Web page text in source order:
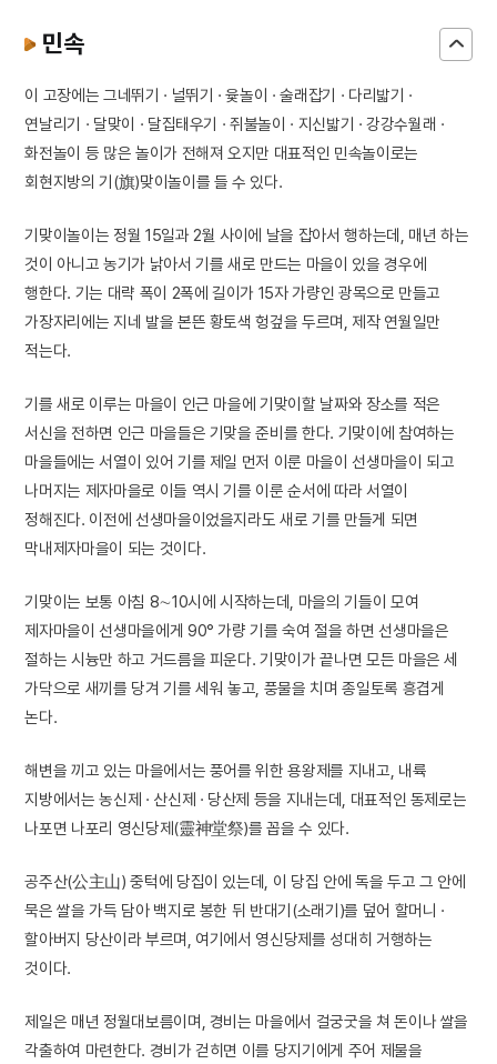
민속
이 고장에는 그네뛰기 · 널뛰기 · 윷놀이 · 술래잡기 · 다리밟기 ·
연날리기 · 달맞이 · 달집태우기 · 쥐불놀이 · 지신밟기 · 강강수월래 ·
화전놀이 등 많은 놀이가 전해져 오지만 대표적인 민속놀이로는
회현지방의 기(旗)맞이놀이를 들 수 있다.
기맞이놀이는 정월 15일과 2월 사이에 날을 잡아서 행하는데, 매년 하는
것이 아니고 농기가 낡아서 기를 새로 만드는 마을이 있을 경우에
행한다. 기는 대략 폭이 2폭에 길이가 15자 가량인 광목으로 만들고
가장자리에는 지네 발을 본뜬 황토색 헝겊을 두르며, 제작 연월일만
적는다.
기를 새로 이루는 마을이 인근 마을에 기맞이할 날짜와 장소를 적은
서신을 전하면 인근 마을들은 기맞을 준비를 한다. 기맞이에 참여하는
마을들에는 서열이 있어 기를 제일 먼저 이룬 마을이 선생마을이 되고
나머지는 제자마을로 이들 역시 기를 이룬 순서에 따라 서열이
정해진다. 이전에 선생마을이었을지라도 새로 기를 만들게 되면
막내제자마을이 되는 것이다.
기맞이는 보통 아침 8∼10시에 시작하는데, 마을의 기들이 모여
제자마을이 선생마을에게 90° 가량 기를 숙여 절을 하면 선생마을은
절하는 시늉만 하고 거드름을 피운다. 기맞이가 끝나면 모든 마을은 세
가닥으로 새끼를 당겨 기를 세워 놓고, 풍물을 치며 종일토록 흥겹게
논다.
해변을 끼고 있는 마을에서는 풍어를 위한 용왕제를 지내고, 내륙
지방에서는 농신제 · 산신제 · 당산제 등을 지내는데, 대표적인 동제로는
나포면 나포리 영신당제(靈神堂祭)를 꼽을 수 있다.
공주산(公主山) 중턱에 당집이 있는데, 이 당집 안에 독을 두고 그 안에
묵은 쌀을 가득 담아 백지로 봉한 뒤 반대기(소래기)를 덮어 할머니 ·
할아버지 당산이라 부르며, 여기에서 영신당제를 성대히 거행하는
것이다.
제일은 매년 정월대보름이며, 경비는 마을에서 걸궁굿을 쳐 돈이나 쌀을
각출하여 마련한다. 경비가 걷히면 이를 당지기에게 주어 제물을